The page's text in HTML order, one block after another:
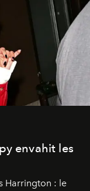
envahit les
Harrington : le